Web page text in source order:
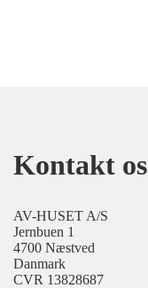
Kontakt os
AV-HUSET A/S
Jernbuen 1
4700 Næstved
Danmark
CVR 13828687